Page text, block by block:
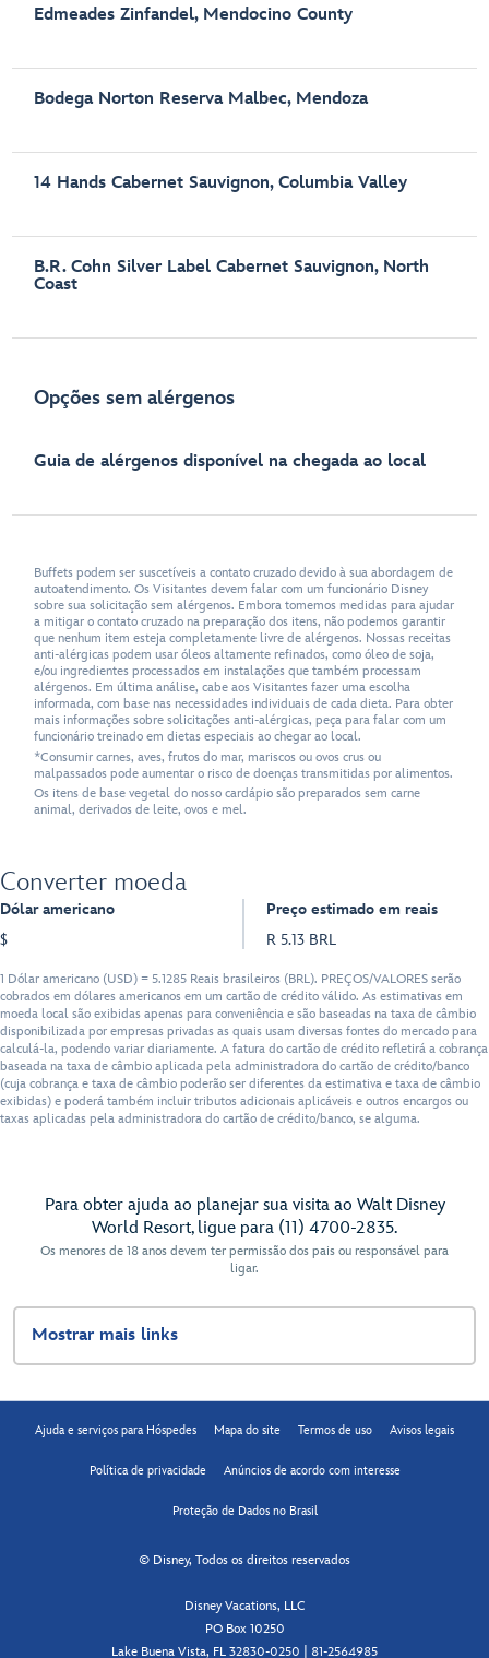
Edmeades Zinfandel, Mendocino County
Bodega Norton Reserva Malbec, Mendoza
14 Hands Cabernet Sauvignon, Columbia Valley
B.R. Cohn Silver Label Cabernet Sauvignon, North
Coast
Opções sem alérgenos
Guia de alérgenos disponível na chegada ao local
Buffets podem ser suscetíveis a contato cruzado devido à sua abordagem de
autoatendimento. Os Visitantes devem falar com um funcionário Disney
sobre sua solicitação sem alérgenos. Embora tomemos medidas para ajudar
a mitigar o contato cruzado na preparação dos itens, não podemos garantir
que nenhum item esteja completamente livre de alérgenos. Nossas receitas
anti-alérgicas podem usar óleos altamente refinados, como óleo de soja,
e/ou ingredientes processados em instalações que também processam
alérgenos. Em última análise, cabe aos Visitantes fazer uma escolha
informada, com base nas necessidades individuais de cada dieta. Para obter
mais informações sobre solicitações anti-alérgicas, peça para falar com um
funcionário treinado em dietas especiais ao chegar ao local.
*Consumir carnes, aves, frutos do mar, mariscos ou ovos crus ou
malpassados pode aumentar o risco de doenças transmitidas por alimentos.
Os itens de base vegetal do nosso cardápio são preparados sem carne
animal, derivados de leite, ovos e mel.
Converter moeda
Dólar americano
$
Preço estimado em reais
R 5.13 BRL
1 Dólar americano (USD) = 5.1285 Reais brasileiros (BRL). PREÇOS/VALORES serão
cobrados em dólares americanos em um cartão de crédito válido. As estimativas em
moeda local são exibidas apenas para conveniência e são baseadas na taxa de câmbio
disponibilizada por empresas privadas as quais usam diversas fontes do mercado para
calculá-la, podendo variar diariamente. A fatura do cartão de crédito refletirá a cobrança
baseada na taxa de câmbio aplicada pela administradora do cartão de crédito/banco
(cuja cobrança e taxa de câmbio poderão ser diferentes da estimativa e taxa de câmbio
exibidas) e poderá também incluir tributos adicionais aplicáveis e outros encargos ou
taxas aplicadas pela administradora do cartão de crédito/banco, se alguma.
Para obter ajuda ao planejar sua visita ao Walt Disney
World Resort, ligue para (11) 4700-2835.
Os menores de 18 anos devem ter permissão dos pais ou responsável para
ligar.
Mostrar mais links
Ajuda e serviços para Hóspedes Mapa do site Termos de uso Avisos legais
Política de privacidade Anúncios de acordo com interesse
Proteção de Dados no Brasil
© Disney, Todos os direitos reservados
Disney Vacations, LLC
PO Box 10250
Lake Buena Vista, FL 32830-0250 | 81-2564985